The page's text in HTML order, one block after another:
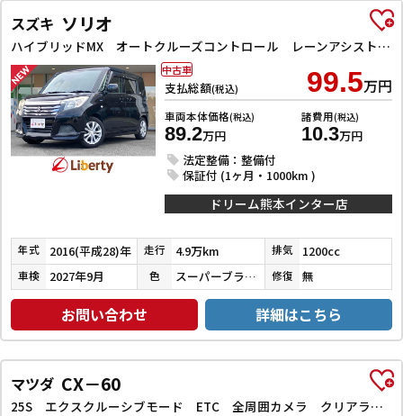
スズキ ソリオ
ハイブリッドMX オートクルーズコントロール レーンアシスト 衝突被害軽減システム 両側スライド・片側電動 スマートキー アイドリングストップ 電動格納ミラー シートヒーター ウォークスルー CVT アルミホイール
支払総額(税込) 99.5万円
車両本体価格(税込)
89.2万円
諸費用(税込)
10.3万円
法定整備：整備付
保証付 (1ヶ月・1000km )
中古車
ドリーム熊本インター店
年式 2016(平成28)年 走行 4.9万km 排気 1200cc
車検 2027年9月 色 スーパーブラックパール 修復 無
お問い合わせ 詳細はこちら
マツダ CX－60
25S エクスクルーシブモード ETC 全周囲カメラ クリアランスソナー オートクルーズコントロール レーンアシスト パワーシート 衝突被害軽減システム サンルーフ TV オートマチックハイビーム オートライト 電動リアゲート